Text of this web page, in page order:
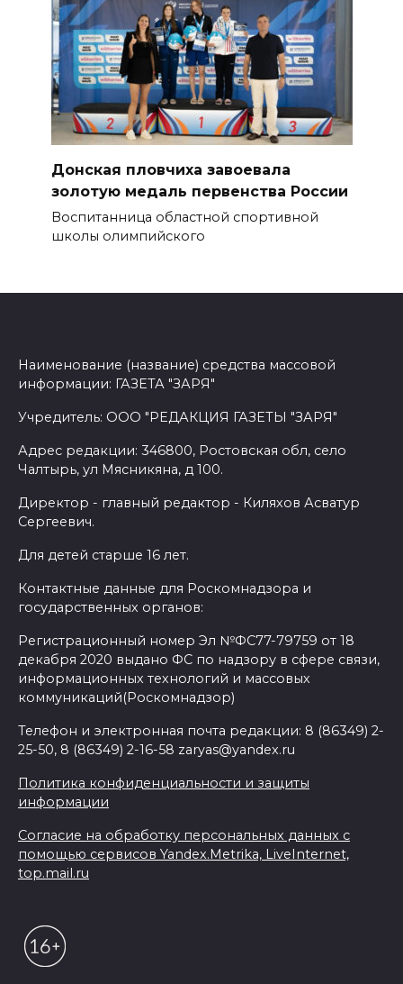
Донская пловчиха завоевала
золотую медаль первенства России
Воспитанница областной спортивной
школы олимпийского
Наименование (название) средства массовой
информации: ГАЗЕТА "ЗАРЯ"
Учредитель: ООО "РЕДАКЦИЯ ГАЗЕТЫ "ЗАРЯ"
Адрес редакции: 346800, Ростовская обл, село
Чалтырь, ул Мясникяна, д 100.
Директор - главный редактор - Киляхов Асватур
Сергеевич.
Для детей старше 16 лет.
Контактные данные для Роскомнадзора и
государственных органов:
Регистрационный номер Эл №ФС77-79759 от 18
декабря 2020 выдано ФС по надзору в сфере связи,
информационных технологий и массовых
коммуникаций(Роскомнадзор)
Телефон и электронная почта редакции: 8 (86349) 2-
25-50, 8 (86349) 2-16-58 zaryas@yandex.ru
Политика конфиденциальности и защиты
информации
Согласие на обработку персональных данных с
помощью сервисов Yandex.Metrika, LiveInternet,
top.mail.ru